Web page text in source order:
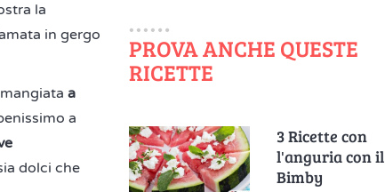
la
in gergo
a
a
dolci che
PROVA ANCHE QUESTE
RICETTE
3 Ricette con
l'anguria con il
Bimby